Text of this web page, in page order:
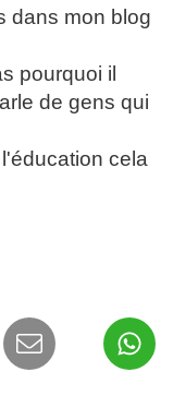
dans mon blog
pourquoi il
de gens qui
cela